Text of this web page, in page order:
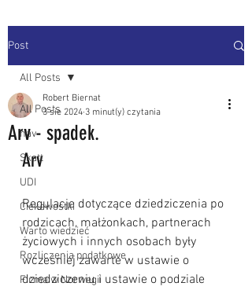
Post
All Posts
nav
Skatt
UDI
Ciekawostki
Warto wiedzieć
Rozliczenia podatkowe
Firma w Norwegii
All Posts
Arv - spadek.
Robert Biernat
3 sie 2024 3 minut(y) czytania
Arv
Regulacje dotyczące dziedziczenia po
rodzicach, małżonkach, partnerach
życiowych i innych osobach były
wcześniej zawarte w ustawie o
dziedziczeniu i ustawie o podziale